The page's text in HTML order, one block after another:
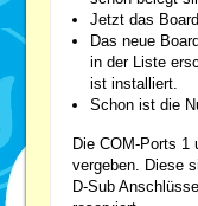
Jetzt das
Das neue
in der Liste
ist installiert.
Schon ist die
Die COM-Ports 1
vergeben. Diese
D-Sub